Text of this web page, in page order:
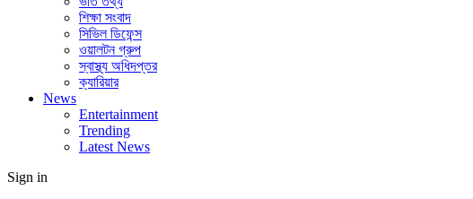
শিক্ষা সংবাদ
সিভিল ডিফেন্স
ওয়ালটন গ্রুপ
স্বাস্থ্য অধিদপ্তর
ক্যারিয়ার
News
Entertainment
Trending
Latest News
Sign in